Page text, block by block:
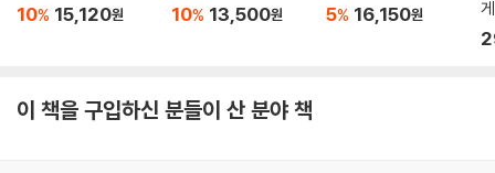
10% 15,120원 10% 13,500원 5% 16,150원
이 책을 구입하신 분들이 산 분야 책